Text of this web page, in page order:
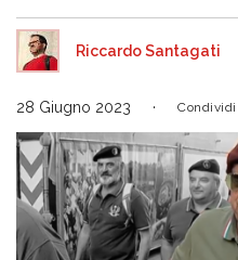
Riccardo Santagati
28 Giugno 2023 Condividi